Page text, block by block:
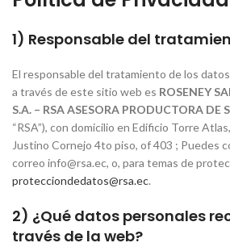
1) Responsable del
El responsable del tratamiento de los
a través de este sitio web es ROSENEY
S.A. – RSA ASESORA PRODUCTORA DE
“RSA”), con domicilio en Edificio Torre
Justino Cornejo 4to piso, of 403 ; Puedes
correo info@rsa.ec, o, para temas de
protecciondedatos@rsa.ec.
2) ¿Qué datos personales
través de la web?